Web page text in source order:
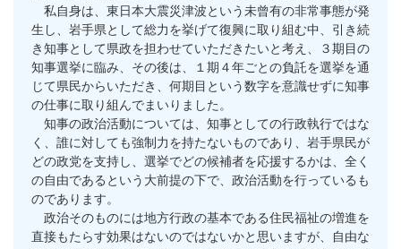
私自身は、東日本大震災津波という未曾有の非常事態が発
生し、岩手県として総力を挙げて復興に取り組む中、引き続
き知事として県政を担わせていただきたいと考え、３期目の
知事選挙に臨み、その後は、１期４年ごとの負託を選挙を通
じて県民からいただき、何期目という数字を意識せずに知事
の仕事に取り組んでまいりました。
知事の政治活動については、知事としての行政執行ではな
く、誰に対しても強制力を持たないものであり、岩手県民が
どの政党を支持し、選挙でどの候補者を応援するかは、全く
の自由であるという大前提の下で、政治活動を行っているも
のであります。
政治そのものには地方行政の基本である住民福祉の増進を
直接もたらす効果はないのではないかと思いますが、自由な